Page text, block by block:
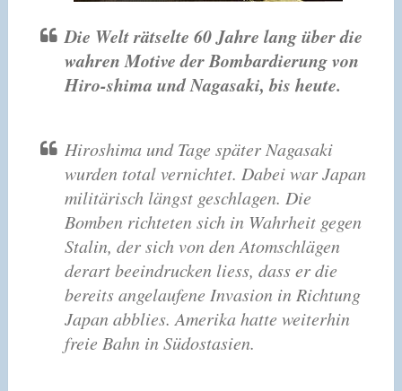
Die Welt rätselte 60 Jahre lang über die
wahren Motive der Bombardierung von
Hiro-shima und Nagasaki, bis heute.
Hiroshima und Tage später Nagasaki
wurden total vernichtet. Dabei war Japan
militärisch längst geschlagen. Die
Bomben richteten sich in Wahrheit gegen
Stalin, der sich von den Atomschlägen
derart beeindrucken liess, dass er die
bereits angelaufene Invasion in Richtung
Japan abblies. Amerika hatte weiterhin
freie Bahn in Südostasien.